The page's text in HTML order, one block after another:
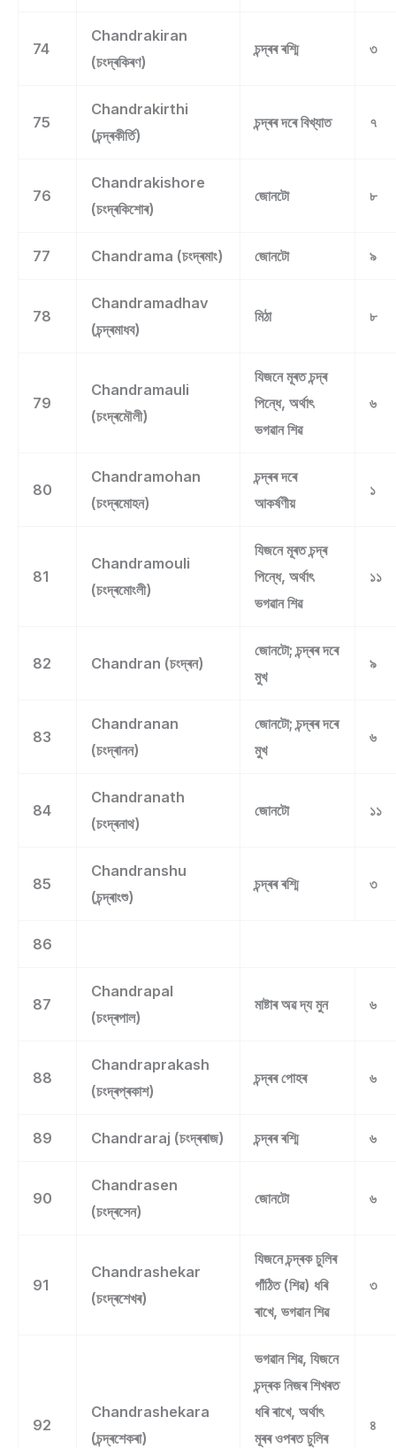
74
Chandrakiran
(চংদ্ৰকিৰণ)
চন্দ্ৰৰ ৰশ্মি ৩
75
Chandrakirthi
(চন্দ্ৰকীৰ্তি)
চন্দ্ৰৰ দৰে বিখ্যাত ৭
76
Chandrakishore
(চংদ্ৰকিশোৰ)
জোনটো ৮
77 Chandrama (চংদ্ৰমাং) জোনটো ৯
78
Chandramadhav
(চন্দ্ৰমাধব)
মিঠা ৮
79
Chandramauli
(চংদ্ৰমৌলী)
যিজনে মূৰত চন্দ্ৰ
পিন্ধে, অৰ্থাৎ
ভগৱান শিৱ
৬
80
Chandramohan
(চংদ্ৰমোহন)
চন্দ্ৰৰ দৰে
আকৰ্ষণীয়
১
81
Chandramouli
(চংদ্ৰমোংলী)
যিজনে মূৰত চন্দ্ৰ
পিন্ধে, অৰ্থাৎ
ভগৱান শিৱ
১১
82 Chandran (চংদ্ৰন)
জোনটো; চন্দ্ৰৰ দৰে
মুখ
৯
83
Chandranan
(চংদ্ৰানন)
জোনটো; চন্দ্ৰৰ দৰে
মুখ
৬
84
Chandranath
(চংদ্ৰনাথ)
জোনটো ১১
85
Chandranshu
(চন্দ্ৰাংশু)
চন্দ্ৰৰ ৰশ্মি ৩
86
87
Chandrapal
(চংদ্ৰপাল)
মাষ্টাৰ অৱ দ্য মুন ৬
88
Chandraprakash
(চংদ্ৰপ্ৰকাশ)
চন্দ্ৰৰ পোহৰ ৬
89 Chandraraj (চংদ্ৰৰাজ) চন্দ্ৰৰ ৰশ্মি ৬
90
Chandrasen
(চংদ্ৰসেন)
জোনটো ৬
91
Chandrashekar
(চংদ্ৰশেখৰ)
যিজনে চন্দ্ৰক চুলিৰ
গাঁঠিত (শিৱ) ধৰি
ৰাখে, ভগৱান শিৱ
৩
92
Chandrashekara
(চন্দ্ৰশেকৰা)
ভগৱান শিৱ, যিজনে
চন্দ্ৰক নিজৰ শিখৰত
ধৰি ৰাখে, অৰ্থাৎ
মূৰৰ ওপৰত চুলিৰ
৪